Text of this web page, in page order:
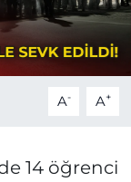
A- A+
14 öğrenci